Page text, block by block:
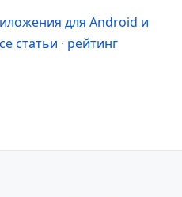
для Android и
статьи · рейтинг